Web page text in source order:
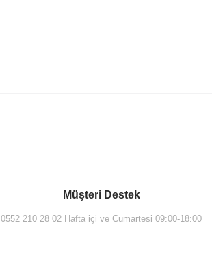
Müşteri Destek
0552 210 28 02 Hafta içi ve Cumartesi 09:00-18:00